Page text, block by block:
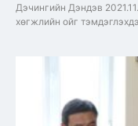
Дэчингийн Дэндэв
хөгжлийн ойг